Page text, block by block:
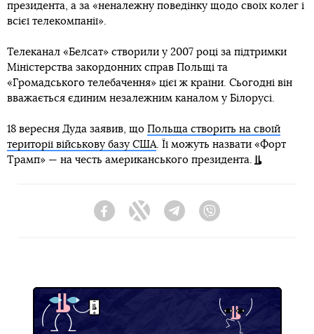
президента, а за «неналежну поведінку щодо своїх колег і
всієї телекомпанії».
Телеканал «Белсат» створили у 2007 році за підтримки
Міністерства закордонних справ Польщі та
«Громадського телебачення» цієї ж країни. Сьогодні він
вважається єдиним незалежним каналом у Білорусі.
18 вересня Дуда заявив, що Польща створить на своїй
території військову базу США. Її можуть назвати «Форт
Трамп» — на честь американського президента.
FacebookTwitter Telegram